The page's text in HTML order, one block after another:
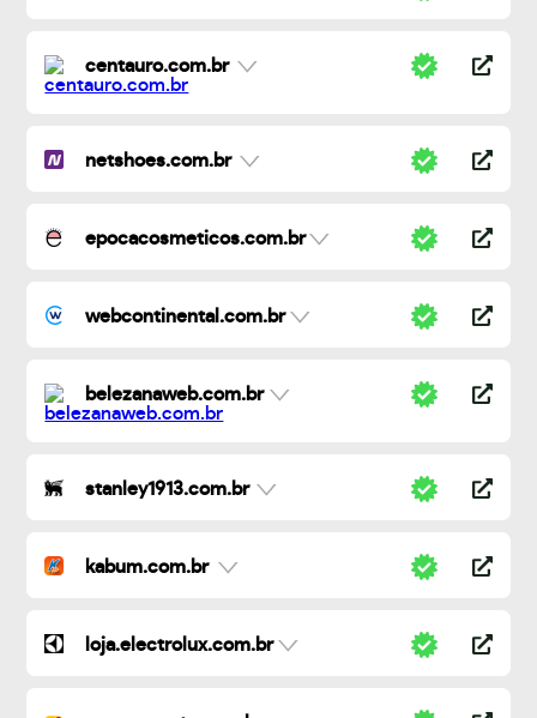
centauro.com.br
netshoes.com.br
epocacosmeticos.com.br
webcontinental.com.br
belezanaweb.com.br
stanley1913.com.br
kabum.com.br
loja.electrolux.com.br